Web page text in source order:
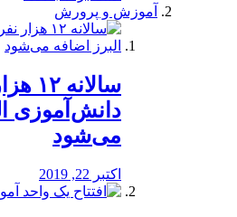
آموزش و پرورش
دانش‌آموزی
می‌شود
اکتبر 22, 2019